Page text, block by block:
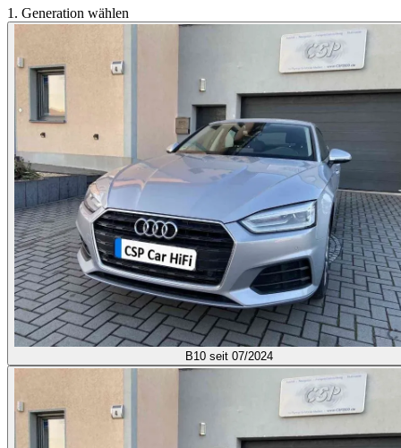
1. Generation wählen
B10 seit 07/2024